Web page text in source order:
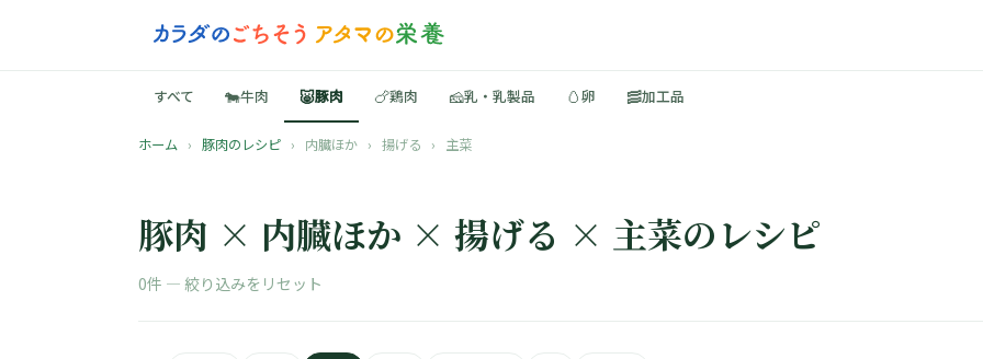
すべて 🐄牛肉 🐷豚肉 🍗鶏肉 🧀乳・乳製品 🥚卵 🥓加工品
ホーム › 豚肉のレシピ › 内臓ほか › 揚げる › 主菜
豚肉 × 内臓ほか × 揚げる × 主菜のレシピ
0件 — 絞り込みをリセット